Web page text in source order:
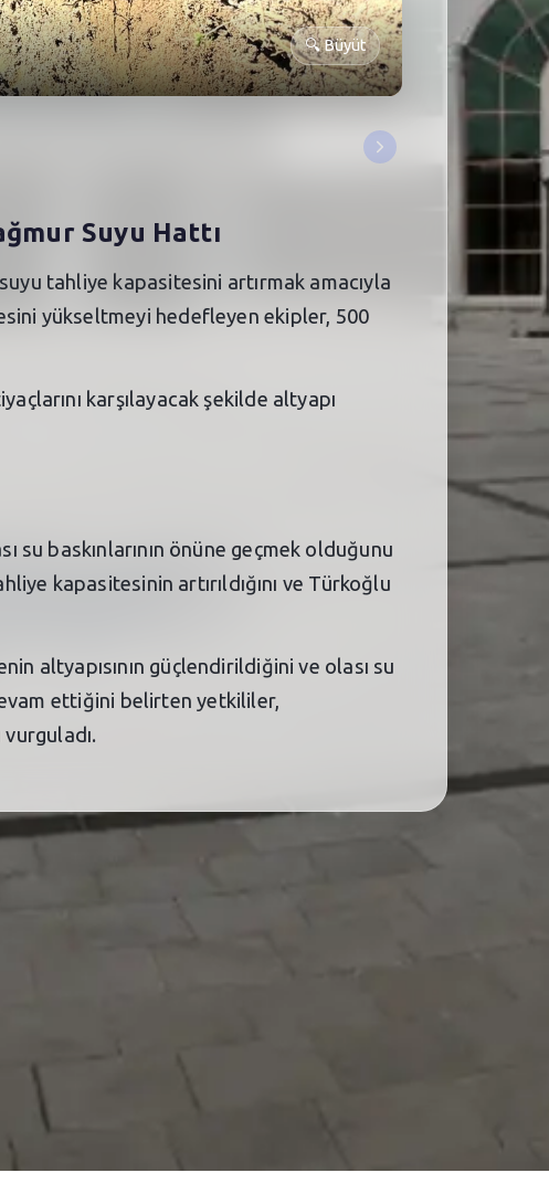
🔍Büyüt
Suyu Hattı
tahliye kapasitesini artırmak amacıyla
yükseltmeyi hedefleyen ekipler, 500
karşılayacak şekilde altyapı
su baskınlarının önüne geçmek olduğunu
kapasitesinin artırıldığını ve Türkoğlu
altyapısının güçlendirildiğini ve olası su
ettiğini belirten yetkililer,